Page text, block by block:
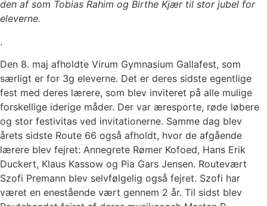
den af som Tobias Rahim og Birthe Kjær til stor jubel for
eleverne.
.
Den 8. maj afholdte Virum Gymnasium Gallafest, som
særligt er for 3g eleverne. Det er deres sidste egentlige
fest med deres lærere, som blev inviteret på alle mulige
forskellige iderige måder. Der var æresporte, røde løbere
og stor festivitas ved invitationerne. Samme dag blev
årets sidste Route 66 også afholdt, hvor de afgående
lærere blev fejret: Annegrete Rømer Kofoed, Hans Erik
Duckert, Klaus Kassow og Pia Gars Jensen. Routevært
Szofi Premann blev selvfølgelig også fejret. Szofi har
været en enestående vært gennem 2 år. Til sidst blev